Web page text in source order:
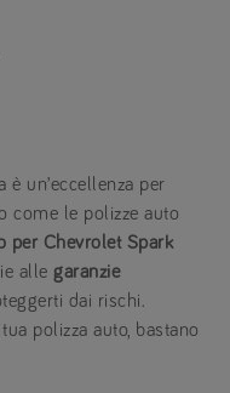
un’eccellenza per
come le polizze auto
per Chevrolet Spark
alle garanzie
dai rischi.
polizza auto, bastano